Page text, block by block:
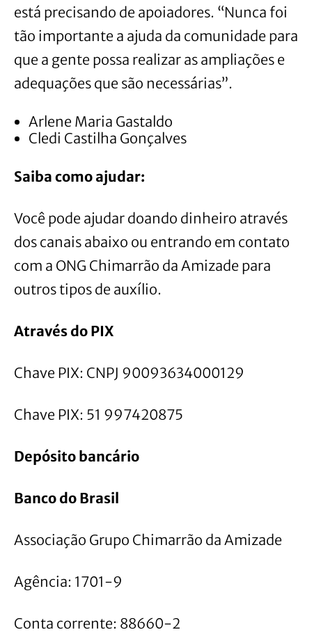
está precisando de apoiadores. “Nunca foi
tão importante a ajuda da comunidade para
que a gente possa realizar as ampliações e
adequações que são necessárias”.
Arlene Maria Gastaldo
Cledi Castilha Gonçalves
Saiba como ajudar:
Você pode ajudar doando dinheiro através
dos canais abaixo ou entrando em contato
com a ONG Chimarrão da Amizade para
outros tipos de auxílio.
Através do PIX
Chave PIX: CNPJ 90093634000129
Chave PIX: 51 997420875
Depósito bancário
Banco do Brasil
Associação Grupo Chimarrão da Amizade
Agência: 1701-9
Conta corrente: 88660-2